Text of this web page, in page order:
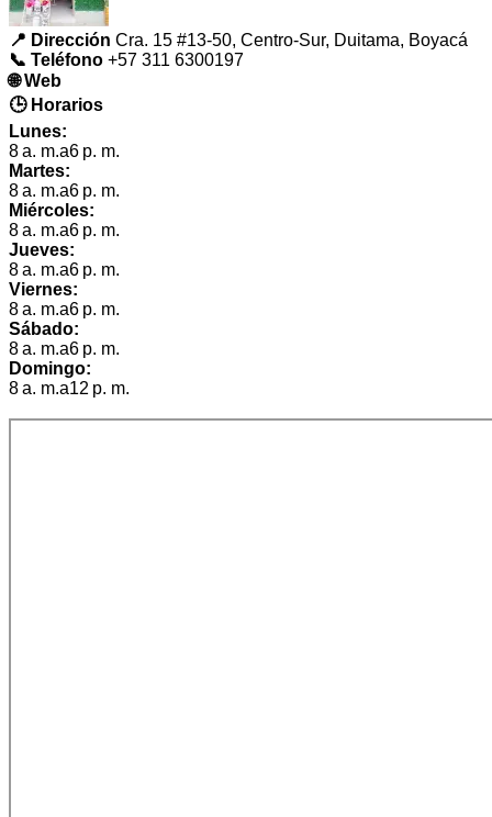
📍 Dirección Cra. 15 #13-50, Centro-Sur, Duitama, Boyacá
📞 Teléfono +57 311 6300197
🌐 Web
🕒 Horarios
Lunes:
8 a. m.a6 p. m.
Martes:
8 a. m.a6 p. m.
Miércoles:
8 a. m.a6 p. m.
Jueves:
8 a. m.a6 p. m.
Viernes:
8 a. m.a6 p. m.
Sábado:
8 a. m.a6 p. m.
Domingo:
8 a. m.a12 p. m.